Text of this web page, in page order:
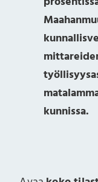
kunnissa.